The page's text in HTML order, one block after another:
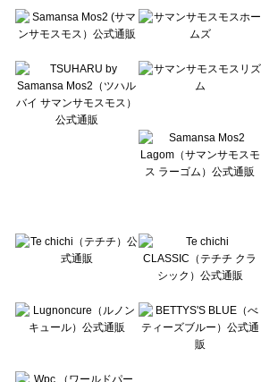
Te chichi（テチチ）のトップス一覧
Te chichi CLASSIC（テチチ クラシック）のトップス一覧
Lugnoncure（ルノンキュール）のトップス一覧
BETTY'S BLUE（べティーズブルー）のトップス一覧
Wpc.（ワールドパーティー）のトップス一覧